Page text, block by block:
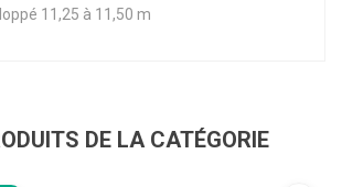
11,25 à 11,50 m
DE LA CATÉGORIE